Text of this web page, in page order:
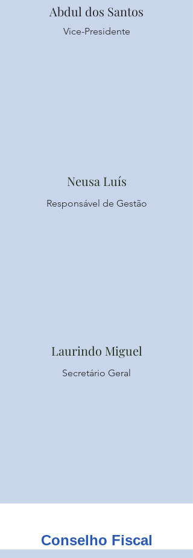
Abdul dos Santos
Vice-Presidente
Neusa Luís
Responsável de Gestão
Laurindo Miguel
Secretário Geral
Conselho Fiscal